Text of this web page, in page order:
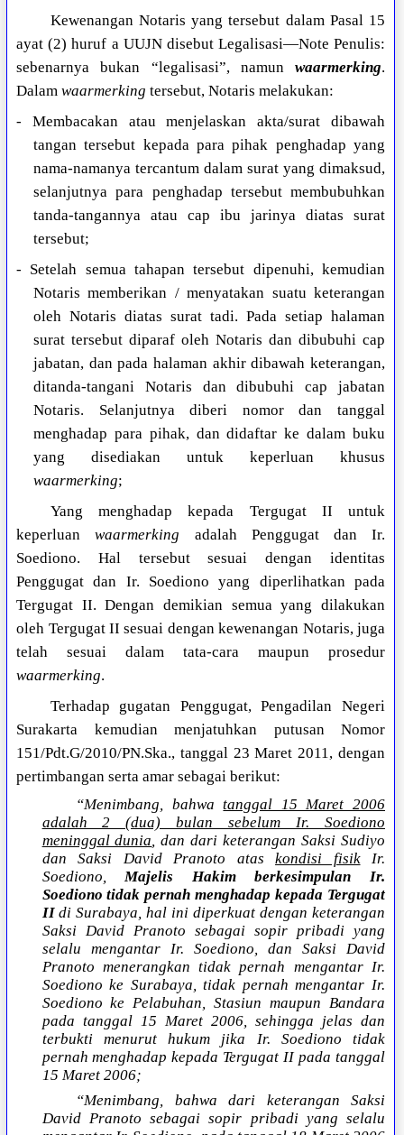
Kewenangan Notaris yang tersebut dalam Pasal 15
ayat (2) huruf a UUJN disebut Legalisasi—Note Penulis:
sebenarnya bukan “legalisasi”, namun waarmerking.
Dalamwaarmerking tersebut, Notaris melakukan:
- Membacakan atau menjelaskan akta/surat dibawah
tangan tersebut kepada para pihak penghadap yang
nama-namanya tercantum dalam surat yang dimaksud,
selanjutnya para penghadap tersebut membubuhkan
tanda-tangannya atau cap ibu jarinya diatas surat
tersebut;
- Setelah semua tahapan tersebut dipenuhi, kemudian
Notaris memberikan / menyatakan suatu keterangan
oleh Notaris diatas surat tadi. Pada setiap halaman
surat tersebut diparaf oleh Notaris dan dibubuhi cap
jabatan, dan pada halaman akhir dibawah keterangan,
ditanda-tangani Notaris dan dibubuhi cap jabatan
Notaris. Selanjutnya diberi nomor dan tanggal
menghadap para pihak, dan didaftar ke dalam buku
yang disediakan untuk keperluan khusus
waarmerking;
Yang menghadap kepada Tergugat II untuk
keperluanwaarmerking adalah Penggugat dan Ir.
Soediono. Hal tersebut sesuai dengan identitas
Penggugat dan Ir. Soediono yang diperlihatkan pada
Tergugat II. Dengan demikian semua yang dilakukan
oleh Tergugat II sesuai dengan kewenangan Notaris, juga
telah sesuai dalam tata-cara maupun prosedur
waarmerking.
Terhadap gugatan Penggugat, Pengadilan Negeri
Surakarta kemudian menjatuhkan putusan Nomor
151/Pdt.G/2010/PN.Ska., tanggal 23 Maret 2011, dengan
pertimbangan serta amar sebagai berikut:
“Menimbang, bahwatanggal 15 Maret 2006
adalah 2 (dua) bulan sebelum Ir. Soediono
meninggal dunia, dan dari keterangan Saksi Sudiyo
dan Saksi David Pranoto ataskondisi fisikIr.
Soediono,Majelis Hakim berkesimpulan Ir.
Soediono tidak pernah menghadap kepada Tergugat
IIdi Surabaya, hal ini diperkuat dengan keterangan
Saksi David Pranoto sebagai sopir pribadi yang
selalu mengantar Ir. Soediono, dan Saksi David
Pranoto menerangkan tidak pernah mengantar Ir.
Soediono ke Surabaya, tidak pernah mengantar Ir.
Soediono ke Pelabuhan, Stasiun maupun Bandara
pada tanggal 15 Maret 2006, sehingga jelas dan
terbukti menurut hukum jika Ir. Soediono tidak
pernah menghadap kepada Tergugat II pada tanggal
15 Maret 2006;
“Menimbang, bahwa dari keterangan Saksi
David Pranoto sebagai sopir pribadi yang selalu